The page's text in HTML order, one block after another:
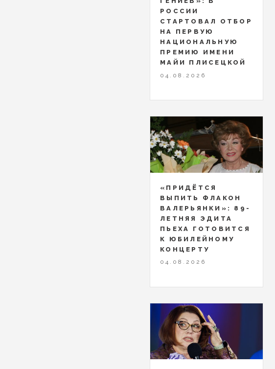
РОССИИ
СТАРТОВАЛ ОТБОР
НА ПЕРВУЮ
НАЦИОНАЛЬНУЮ
ПРЕМИЮ ИМЕНИ
МАЙИ ПЛИСЕЦКОЙ
04.08.2026
«ПРИДЁТСЯ
ВЫПИТЬ ФЛАКОН
ВАЛЕРЬЯНКИ»: 89-
ЛЕТНЯЯ ЭДИТА
ПЬЕХА ГОТОВИТСЯ
К ЮБИЛЕЙНОМУ
КОНЦЕРТУ
04.08.2026